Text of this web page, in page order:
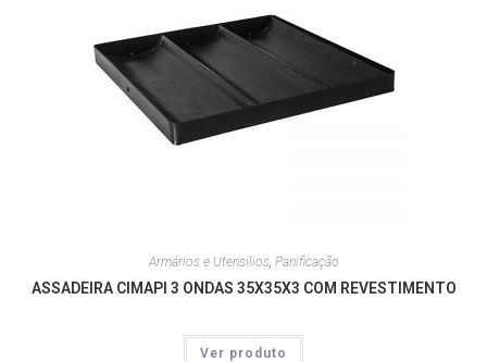
Armários e Utensílios, Panificação
ASSADEIRA CIMAPI 3 ONDAS 35X35X3 COM REVESTIMENTO
Ver produto